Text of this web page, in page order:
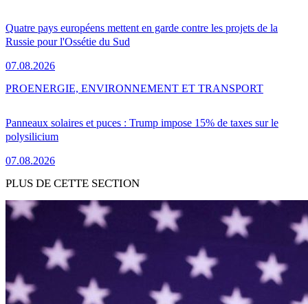
Quatre pays européens mettent en garde contre les projets de la
Russie pour l'Ossétie du Sud
07.08.2026
Panneaux solaires et puces : Trump impose 15% de taxes sur le
polysilicium
07.08.2026
PROENERGIE, ENVIRONNEMENT ET TRANSPORT
PLUS DE CETTE SECTION